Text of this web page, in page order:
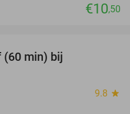
€10,50
min) bij
9.8 star